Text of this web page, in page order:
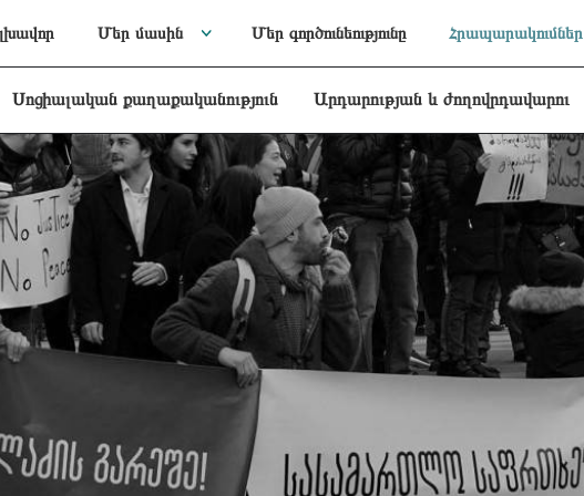
Մեր մասին Մեր գործունեությունը Հրապարակումներ
Սոցիալական քաղաքականություն Արդարության և ժողովրդավարու